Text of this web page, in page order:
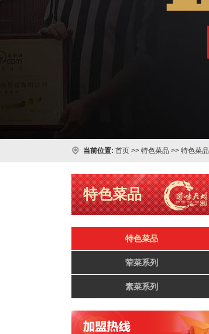
当前位置: 首页 >> 特色菜品 >> 特色菜品
特色菜品
特色菜品
荤菜系列
素菜系列